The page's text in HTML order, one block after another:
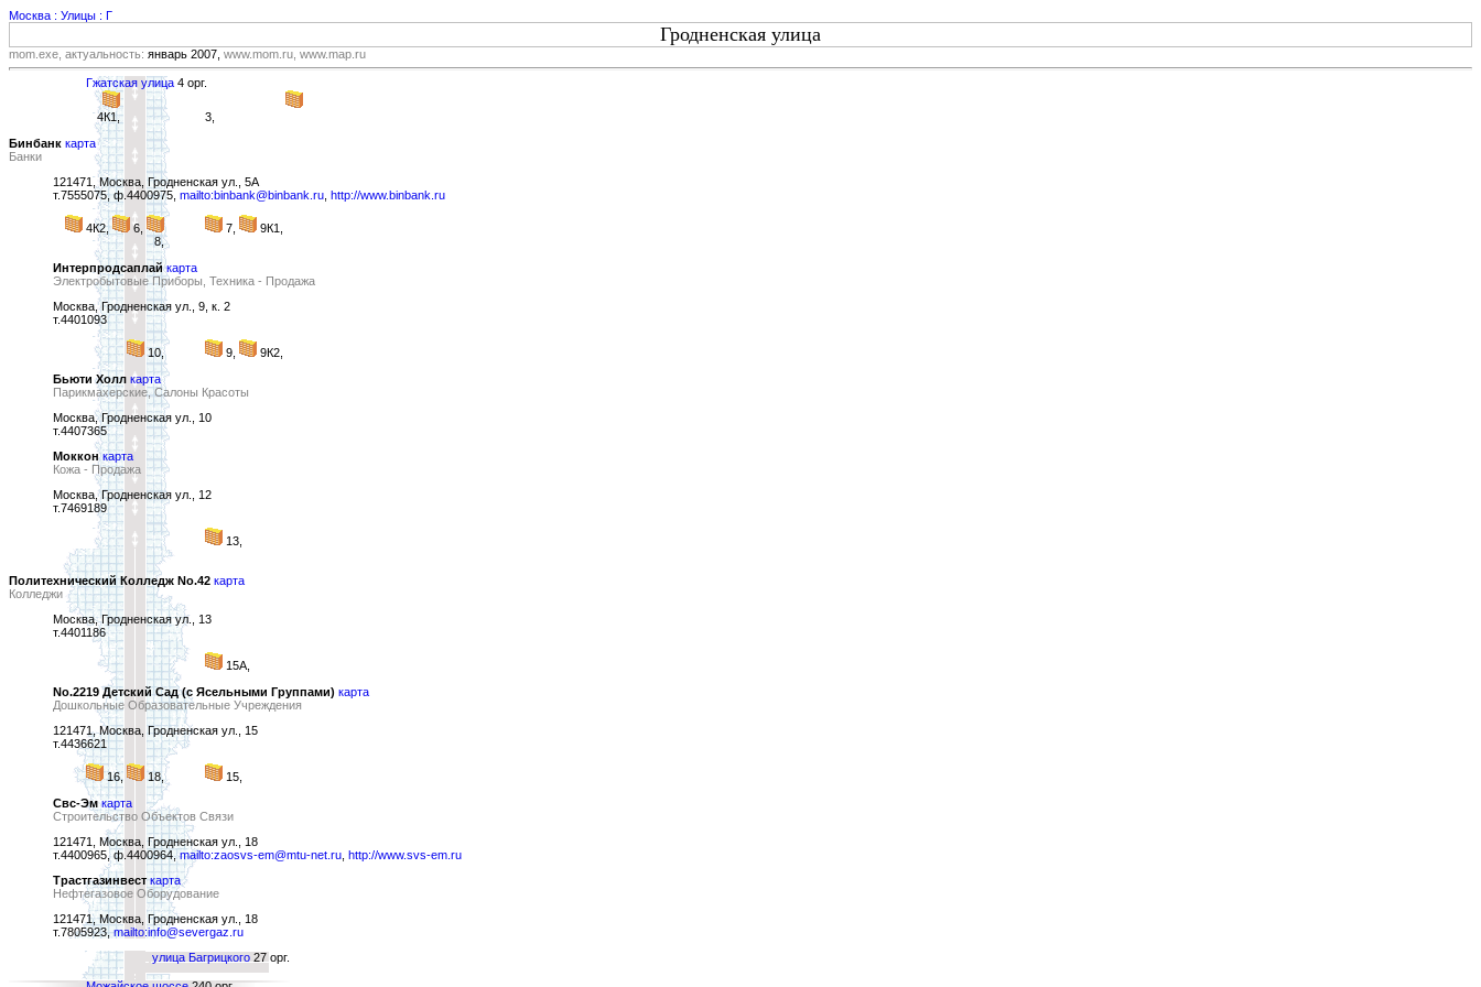
Москва : Улицы : Г
Гродненская улица
mom.exe, актуальность: январь 2007, www.mom.ru, www.map.ru
Гжатская улица 4 орг.
4К1,
3,
Бинбанк карта
Банки
121471, Москва, Гродненская ул., 5А
т.7555075, ф.4400975, mailto:binbank@binbank.ru http://www.binbank.ru
4К2,
6,
8,
7, 9К1,
Интерпродсаплай карта
Электробытовые Приборы, Техника - Продажа
Москва, Гродненская ул., 9, к. 2
т.4401093
10, 9,
9К2,
Бьюти Холл карта
Парикмахерские, Салоны Красоты
Москва, Гродненская ул., 10
т.4407365
Моккон карта
Кожа - Продажа
Москва, Гродненская ул., 12
т.7469189
13,
Политехнический Колледж No.42 карта
Колледжи
Москва, Гродненская ул., 13
т.4401186
15А,
No.2219 Детский Сад (с Ясельными Группами) карта
Дошкольные Образовательные Учреждения
121471, Москва, Гродненская ул., 15
т.4436621
16, 18,
15,
Свс-Эм карта
Строительство Объектов Связи
121471, Москва, Гродненская ул., 18
т.4400965, ф.4400964,mailto:zaosvs-em@mtu-net.ru http://www.svs-em.ru
Трастгазинвест карта
Нефтегазовое Оборудование
121471, Москва, Гродненская ул., 18
т.7805923,mailto:info@severgaz.ru
улица Багрицкого 27 орг.